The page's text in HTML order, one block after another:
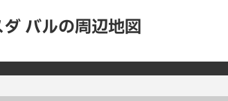
バルの周辺地図